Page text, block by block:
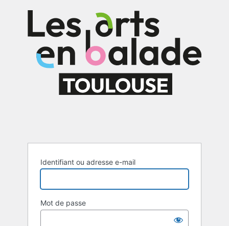
connecter
Identifiant ou adresse e-mail
Mot de passe